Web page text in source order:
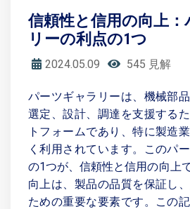
信頼性と信用の向上：
リーの利点の1つ
2024.05.09 545 見解
パーツギャラリーは、機械部
選定、設計、調達を支援する
トフォームであり、特に製造
く利用されています。このパ
の1つが、信頼性と信用の向上
向上は、製品の品質を保証し
ための重要な要素です。この